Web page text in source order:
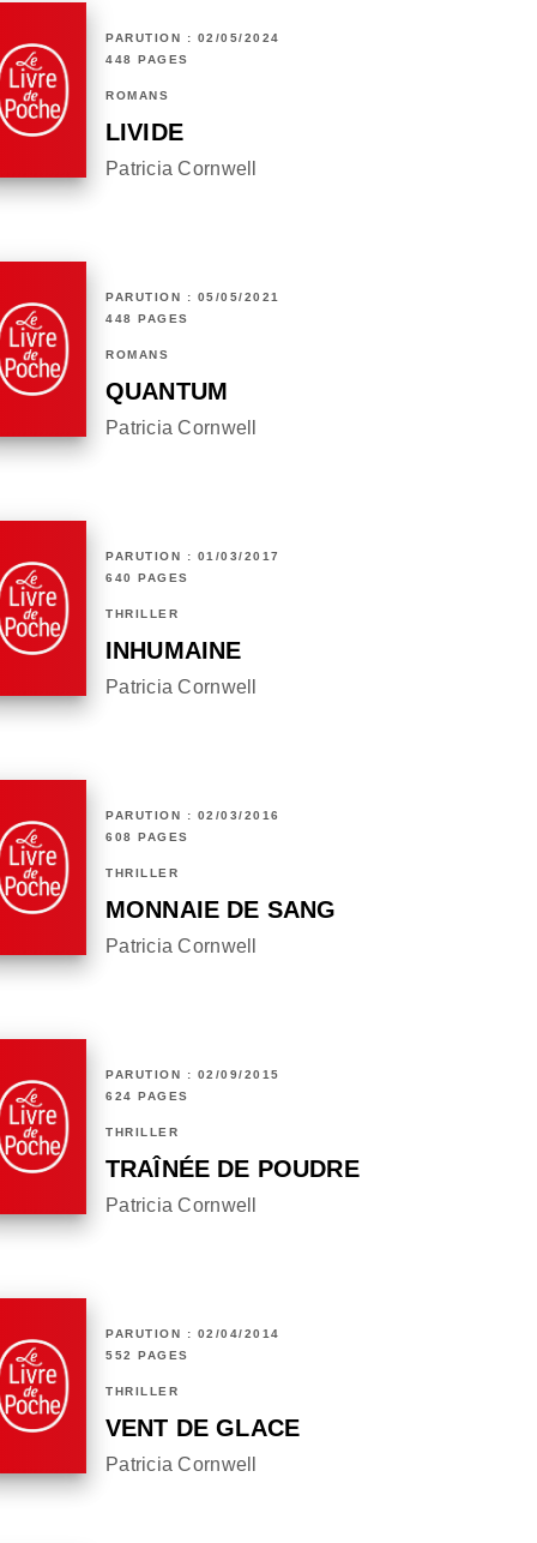
PARUTION : 02/05/2024
448 PAGES
ROMANS
LIVIDE
Patricia Cornwell
PARUTION : 05/05/2021
448 PAGES
ROMANS
QUANTUM
Patricia Cornwell
PARUTION : 01/03/2017
640 PAGES
THRILLER
INHUMAINE
Patricia Cornwell
PARUTION : 02/03/2016
608 PAGES
THRILLER
MONNAIE DE SANG
Patricia Cornwell
PARUTION : 02/09/2015
624 PAGES
THRILLER
TRAÎNÉE DE POUDRE
Patricia Cornwell
PARUTION : 02/04/2014
552 PAGES
THRILLER
VENT DE GLACE
Patricia Cornwell